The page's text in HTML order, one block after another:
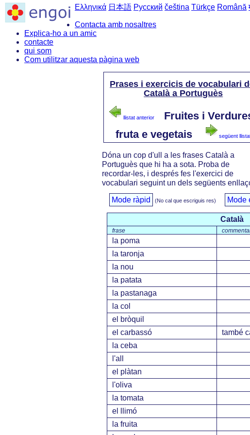
Ελληνικά 日本語 Русский čeština Türkçe Română
Contacta amb nosaltres
Explica-ho a un amic
contacte
qui som
Com utilitzar aquesta pàgina web
Prases i exercicis de vocabulari
Català a Portuguès
llistat anterior
Fruites i
fruta e vegetais
següent
Dóna un cop d'ull a les frases Català a
Portuguès que hi ha a sota. Proba de
recordar-les, i després fes l'exercici de
vocabulari seguint un dels següents
Mode ràpid (No cal que escriguis res) Mode
Català
frase
la poma
la taronja
la nou
la patata
la pastanaga
la col
el bròquil
el carbassó
també
la ceba
l'all
el plàtan
l'oliva
la tomata
el llimó
la fruita